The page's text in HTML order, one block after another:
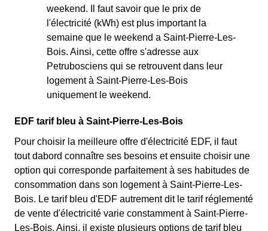
weekend. Il faut savoir que le prix de
l'électricité (kWh) est plus important la
semaine que le weekend a Saint-Pierre-Les-
Bois. Ainsi, cette offre s'adresse aux
Petrubosciens qui se retrouvent dans leur
logement à Saint-Pierre-Les-Bois
uniquement le weekend.
EDF tarif bleu à Saint-Pierre-Les-Bois
Pour choisir la meilleure offre d'électricité EDF, il faut
tout dabord connaître ses besoins et ensuite choisir une
option qui corresponde parfaitement à ses habitudes de
consommation dans son logement à Saint-Pierre-Les-
Bois. Le tarif bleu d'EDF autrement dit le tarif réglementé
de vente d'électricité varie constamment à Saint-Pierre-
Les-Bois. Ainsi, il existe plusieurs options de tarif bleu